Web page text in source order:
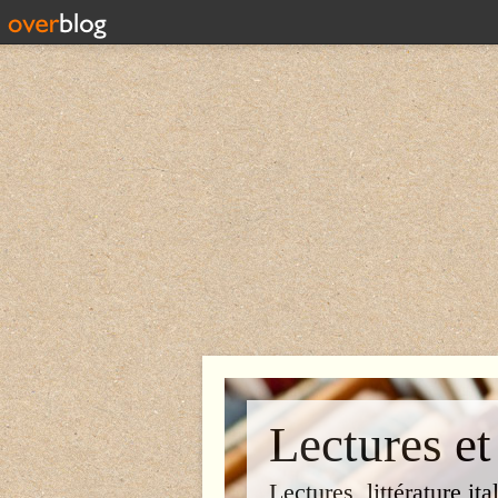
Lectures
Lectures, littérature